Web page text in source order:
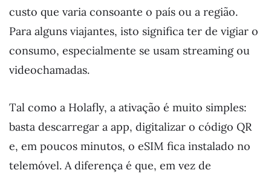
custo que varia consoante o país ou a região.
Para alguns viajantes, isto significa ter de vigiar o
consumo, especialmente se usam streaming ou
videochamadas.
Tal como a Holafly, a ativação é muito simples:
basta descarregar a app, digitalizar o código QR
e, em poucos minutos, o eSIM fica instalado no
telemóvel. A diferença é que, em vez de